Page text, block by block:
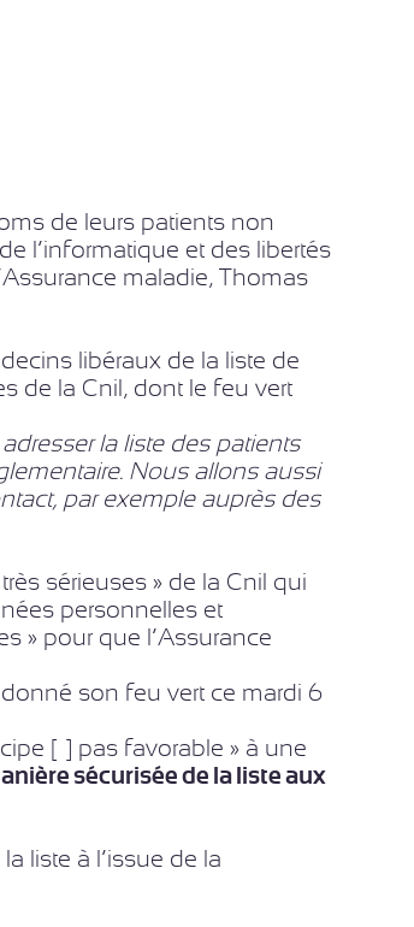
de leurs patients non
l’informatique et des libertés
maladie, Thomas
libéraux de la liste de
de la Cnil, dont le feu vert
la liste des patients
Nous allons aussi
par exemple auprès des
sérieuses » de la Cnil qui
personnelles et
» pour que l’Assurance
son feu vert ce mardi 6
[…] pas favorable » à une
sécurisée de la liste aux
liste à l’issue de la